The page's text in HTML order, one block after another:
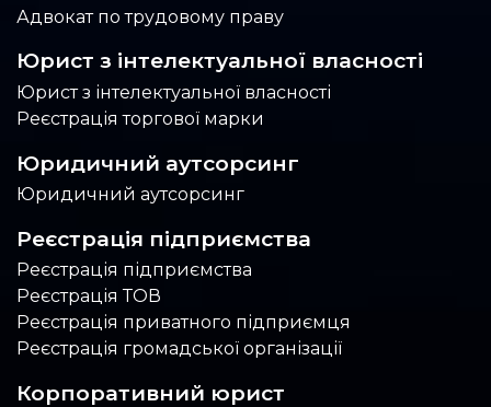
Адвокат по трудовому праву
Юрист з інтелектуальної власності
Юрист з інтелектуальної власності
Реєстрація торгової марки
Юридичний аутсорсинг
Юридичний аутсорсинг
Реєстрація підприємства
Реєстрація підприємства
Реєстрація ТОВ
Реєстрація приватного підприємця
Реєстрація громадської організації
Корпоративний юрист